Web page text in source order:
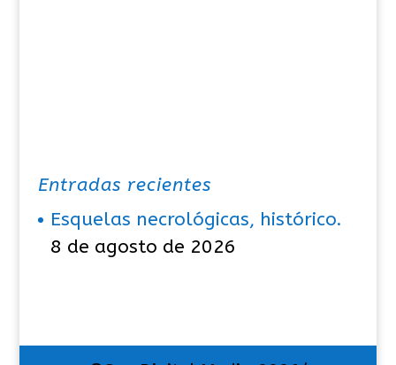
Entradas recientes
Esquelas necrológicas, histórico.
8 de agosto de 2026